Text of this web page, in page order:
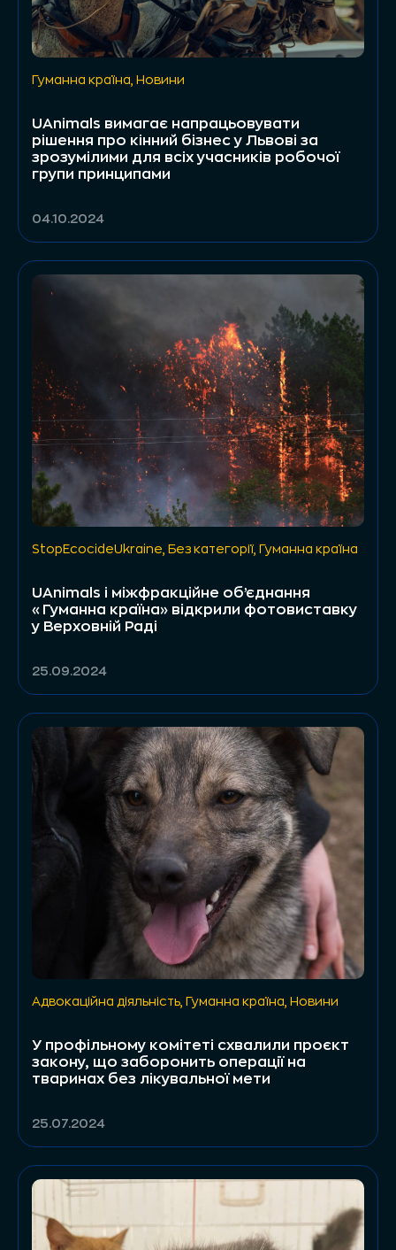
Гуманна країна Новини
UAnimals вимагає напрацьовувати
рішення про кінний бізнес у Львові за
зрозумілими для всіх учасників робочої
групи принципами
04.10.2024
StopEcocideUkraine Без категорії Гуманна країна
UAnimals і міжфракційне об’єднання
«Гуманна країна» відкрили фотовиставку
у Верховній Раді
25.09.2024
Адвокаційна діяльність Гуманна країна Новини
У профільному комітеті схвалили проєкт
закону, що заборонить операції на
тваринах без лікувальної мети
25.07.2024